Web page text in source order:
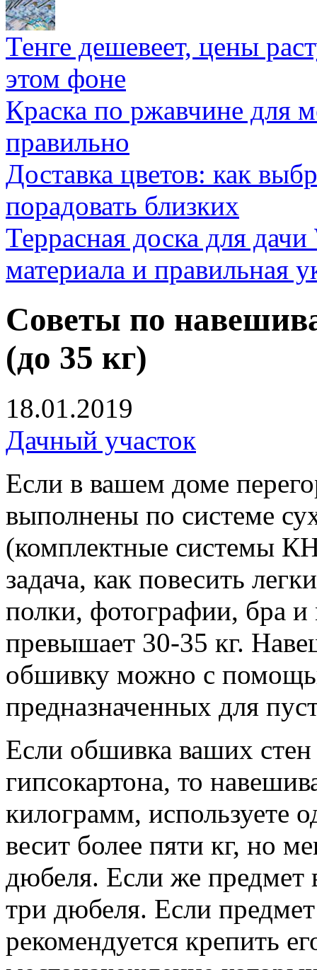
Тенге дешевеет, цены
этом фоне
Краска по ржавчине для
правильно
Доставка цветов: как
порадовать близких
Террасная доска для
материала и правильная
Советы по
(до 35 кг)
18.01.2019
Дачный участок
Если в вашем доме
выполнены по системе
(комплектные системы
задача, как повесить
полки, фотографии, бра и
превышает 30-35 кг.
обшивку можно с
предназначенных для
Если обшивка ваших стен
гипсокартона, то
килограмм, используете
весит более пяти кг, но
дюбеля. Если же предмет
три дюбеля. Если предмет
рекомендуется крепить